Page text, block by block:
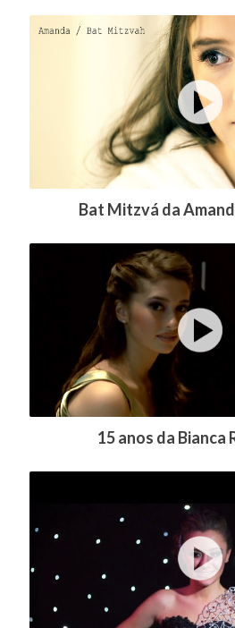
Bat Mitzvá da
15 anos da Bianca